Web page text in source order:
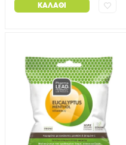
ΚΑΛΆΘΙ